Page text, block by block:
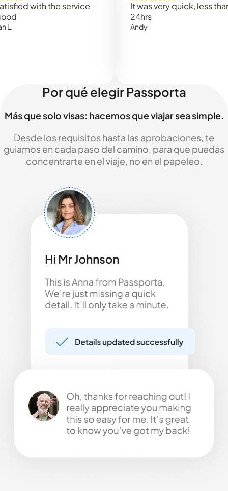
with the service
It was very quick, less than
Por qué elegir Passporta
Más que solo visas: hacemos que viajar sea simple.
Desde los requisitos hasta las aprobaciones, te
guiamos en cada paso del camino, para que puedas
concentrarte en el viaje, no en el papeleo.